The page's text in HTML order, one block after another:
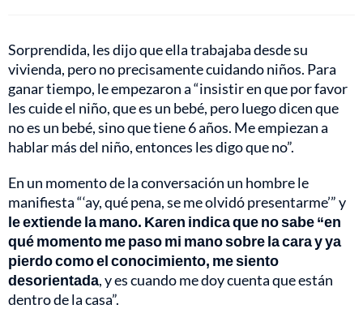
Sorprendida, les dijo que ella trabajaba desde su
vivienda, pero no precisamente cuidando niños. Para
ganar tiempo, le empezaron a “insistir en que por favor
les cuide el niño, que es un bebé, pero luego dicen que
no es un bebé, sino que tiene 6 años. Me empiezan a
hablar más del niño, entonces les digo que no”.
En un momento de la conversación un hombre le
manifiesta “‘ay, qué pena, se me olvidó presentarme’” y
le extiende la mano. Karen indica que no sabe “en
qué momento me paso mi mano sobre la cara y ya
pierdo como el conocimiento, me siento
desorientada, y es cuando me doy cuenta que están
dentro de la casa”.